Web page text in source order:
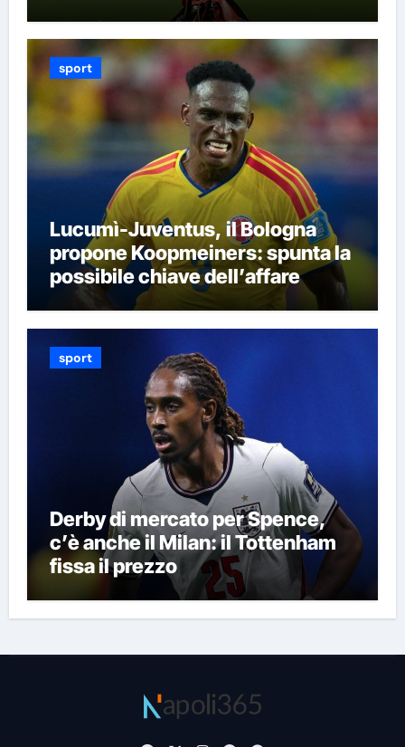
sport
Lucumì-Juventus, il Bologna
propone Koopmeiners: spunta la
possibile chiave dell’affare
sport
Derby di mercato per Spence,
c’è anche il Milan: il Tottenham
fissa il prezzo